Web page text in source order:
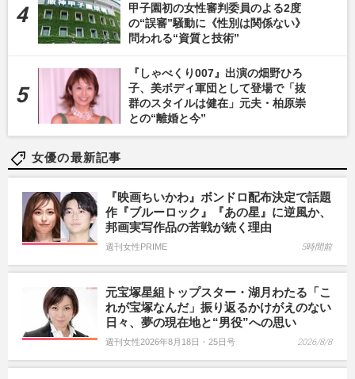
甲子園初の女性審判委員のよる2度
の“誤審”騒動に《性別は関係ない》
問われる“資質と技術”
『しゃべくり007』出演の畑野ひろ
子、美ボディ軍団として登場で「抜
群のスタイルは健在」元夫・柏原崇
との“離婚と今”
女優の最新記事
『映画ちいかわ』ボンドロ配布決定で話題
作『ブルーロック』『あの星』に逆風か、
邦画実写作品の苦戦が続く理由
週刊女性PRIME 5時間前
元宝塚星組トップスター・湖月わたる「こ
れが宝塚なんだ」振り返るかけがえのない
日々、夢の現在地と“男役”への思い
週刊女性2026年8月18日・25日号 2026/8/8